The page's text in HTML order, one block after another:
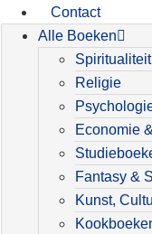
Contact
Alle Boeken
Religie
Economie
Fantasy &
Kunst,